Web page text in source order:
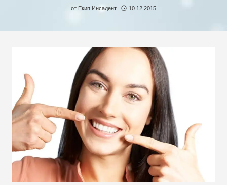
от Екип Инсадент 10.12.2015